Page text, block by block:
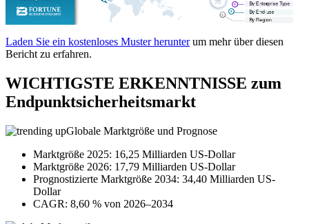
Laden Sie ein kostenloses Muster herunterum mehr über diesen
Bericht zu erfahren.
WICHTIGSTE ERKENNTNISSE zum
Endpunktsicherheitsmarkt
Globale Marktgröße und Prognose
Marktgröße 2025: 16,25 Milliarden US-Dollar
Marktgröße 2026: 17,79 Milliarden US-Dollar
Prognostizierte Marktgröße 2034: 34,40 Milliarden US-
Dollar
CAGR: 8,60 % von 2026–2034